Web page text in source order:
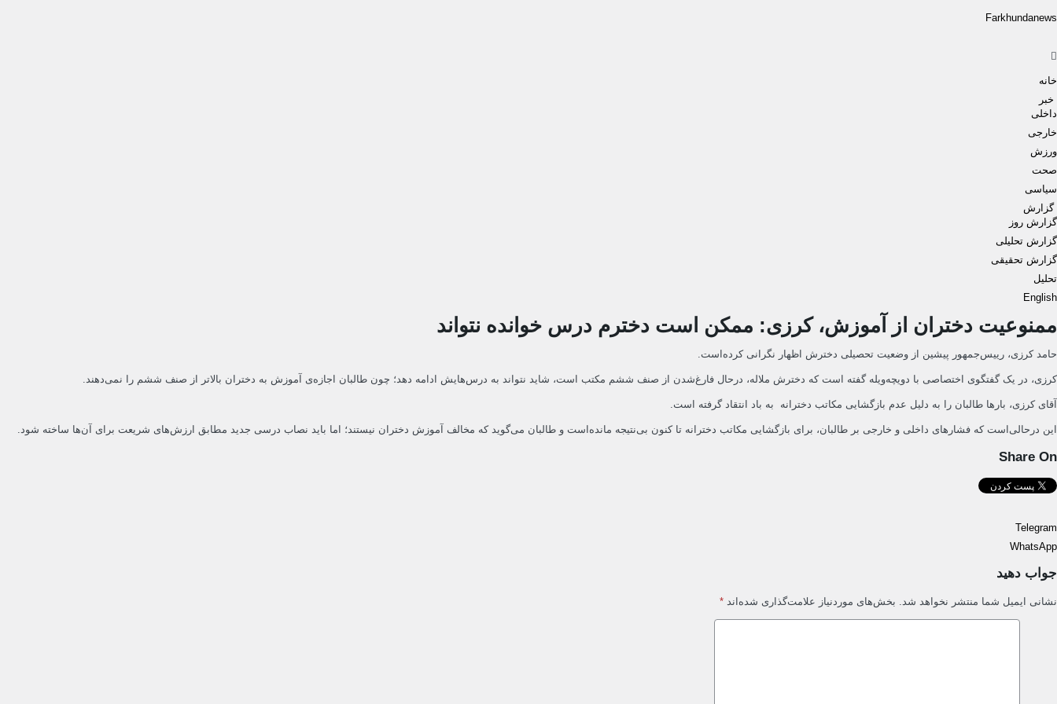
Farkhundanews
Menu
خانه
خبر
داخلی
خارجی
ورزش
صحت
سیاسی
گزارش
گزارش روز
گزارش تحلیلی
گزارش تحقیقی
تحلیل
English
ممنوعیت دختران از آموزش، کرزی: ممکن است دخترم درس خوانده نتواند
حامد کرزی، رییس‌جمهور پیشین از وضعیت تحصیلی دخترش اظهار نگرانی‌ کرده‌است.
کرزی، در یک گفتگوی اختصاصی با دویچه‌ویله گفته است که دخترش ملاله، درحال فارغ‌شدن از صنف ششم مکتب است، شاید نتواند به درس‌هایش ادامه دهد؛ چون طالبان اجازه‌ی آموزش به دختران بالاتر از صنف ششم را نمی‌دهند.
آقای کرزی، بارها طالبان را به دلیل عدم بازگشایی مکاتب دخترانه به باد انتقاد گرفته است.
این درحالی‌است که فشارهای داخلی و خارجی بر طالبان، برای بازگشایی مکاتب دخترانه تا کنون بی‌نتیجه مانده‌است و طالبان می‌گوید که مخالف آموزش دختران نیستند؛ اما باید نصاب درسی جدید مطابق ارزش‌های شریعت برای آن‌ها ساخته شود.
Share On
Telegram
WhatsApp
جواب دهید
نشانی ایمیل شما منتشر نخواهد شد. بخش‌های موردنیاز علامت‌گذاری شده‌اند *